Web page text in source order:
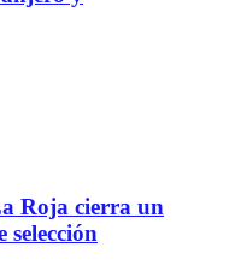
Roja cierra un
selección